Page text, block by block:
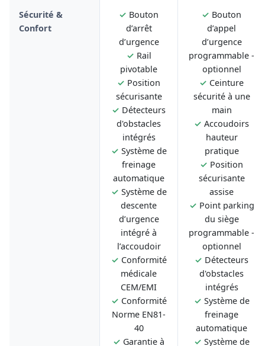
Sécurité &
Confort
✓ Bouton
d’arrêt
d’urgence
✓ Rail
pivotable
✓ Position
sécurisante
✓ Détecteurs
d'obstacles
intégrés
✓ Système de
freinage
automatique
✓ Système de
descente
d’urgence
intégré à
l’accoudoir
✓ Conformité
médicale
CEM/EMI
✓ Conformité
Norme EN81-
40
✓ Garantie à
✓ Bouton
d’appel
d’urgence
programmable -
optionnel
✓ Ceinture
sécurité à une
main
✓ Accoudoirs
hauteur
pratique
✓ Position
sécurisante
assise
✓ Point parking
du siège
programmable -
optionnel
✓ Détecteurs
d'obstacles
intégrés
✓ Système de
freinage
automatique
✓ Système de